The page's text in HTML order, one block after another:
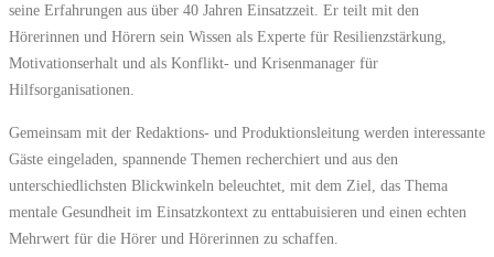
seine Erfahrungen aus über 40 Jahren Einsatzzeit. Er teilt mit den
Hörerinnen und Hörern sein Wissen als Experte für Resilienzstärkung,
Motivationserhalt und als Konflikt- und Krisenmanager für
Hilfsorganisationen.
Gemeinsam mit der Redaktions- und Produktionsleitung werden interessante
Gäste eingeladen, spannende Themen recherchiert und aus den
unterschiedlichsten Blickwinkeln beleuchtet, mit dem Ziel, das Thema
mentale Gesundheit im Einsatzkontext zu enttabuisieren und einen echten
Mehrwert für die Hörer und Hörerinnen zu schaffen.